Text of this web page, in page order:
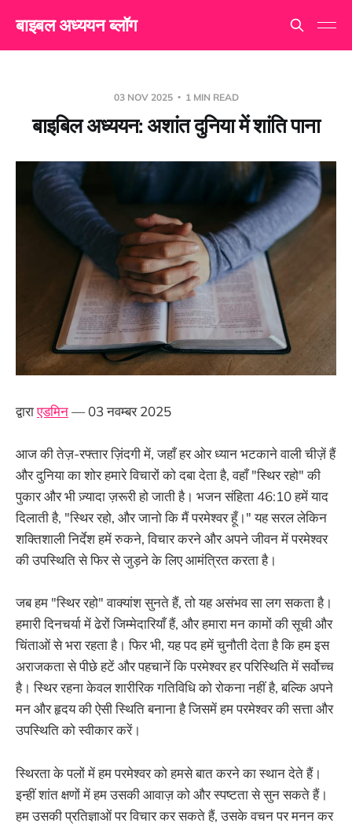
बाइबल अध्ययन ब्लॉग
03 NOV 2025 1 MIN READ
बाइबिल अध्ययन: अशांत दुनिया में शांति पाना
द्वाराएडमिन— 03 नवम्बर 2025
आज की तेज़-रफ्तार ज़िंदगी में, जहाँ हर ओर ध्यान भटकाने वाली चीज़ें हैं
और दुनिया का शोर हमारे विचारों को दबा देता है, वहाँ "स्थिर रहो" की
पुकार और भी ज़्यादा ज़रूरी हो जाती है। भजन संहिता 46:10 हमें याद
दिलाती है, "स्थिर रहो, और जानो कि मैं परमेश्वर हूँ।" यह सरल लेकिन
शक्तिशाली निर्देश हमें रुकने, विचार करने और अपने जीवन में परमेश्वर
की उपस्थिति से फिर से जुड़ने के लिए आमंत्रित करता है।
जब हम "स्थिर रहो" वाक्यांश सुनते हैं, तो यह असंभव सा लग सकता है।
हमारी दिनचर्या में ढेरों जिम्मेदारियाँ हैं, और हमारा मन कामों की सूची और
चिंताओं से भरा रहता है। फिर भी, यह पद हमें चुनौती देता है कि हम इस
अराजकता से पीछे हटें और पहचानें कि परमेश्वर हर परिस्थिति में सर्वोच्च
है। स्थिर रहना केवल शारीरिक गतिविधि को रोकना नहीं है, बल्कि अपने
मन और हृदय की ऐसी स्थिति बनाना है जिसमें हम परमेश्वर की सत्ता और
उपस्थिति को स्वीकार करें।
स्थिरता के पलों में हम परमेश्वर को हमसे बात करने का स्थान देते हैं।
इन्हीं शांत क्षणों में हम उसकी आवाज़ को और स्पष्टता से सुन सकते हैं।
हम उसकी प्रतिज्ञाओं पर विचार कर सकते हैं, उसके वचन पर मनन कर